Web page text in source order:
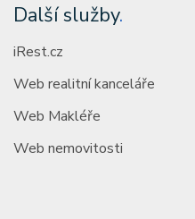
Další služby.
iRest.cz
Web realitní kanceláře
Web Makléře
Web nemovitosti